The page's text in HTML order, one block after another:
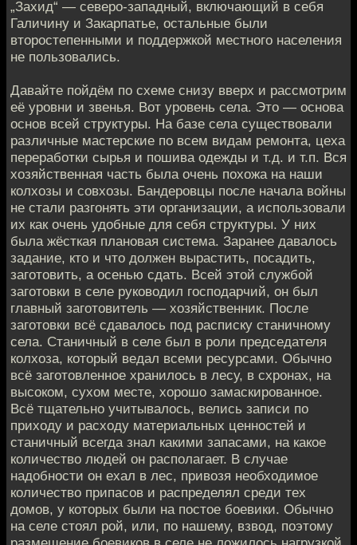
„Захид“ — северо-западный, включающий в себя
Галичину и Закарпатье, остальные были
второстепенными и поддержкой местного населения
не пользовались.
Давайте пойдём по схеме снизу вверх и рассмотрим
её уровни и звенья. Вот уровень села. Это — основа
основ всей структуры. На базе села существовали
различные мастерские по всем видам ремонта, цеха
переработки сырья и пошива одежды и т.д. и т.п. Вся
хозяйственная часть была очень похожа на наши
колхозы и совхозы. Бандеровцы после начала войны
не стали разгонять эти организации, а использовали
их как очень удобные для себя структуры. У них
была жёсткая плановая система. Заранее давалось
задание, кто и что должен вырастить, посадить,
заготовить, а осенью сдать. Всей этой службой
заготовки в селе руководил господарчий, он был
главный заготовитель — хозяйственник. После
заготовки всё сдавалось под расписку станичному
села. Станичный в селе был в роли председателя
колхоза, который ведал всеми ресурсами. Обычно
всё заготовленное хранилось в лесу, в схронах, на
высоком, сухом месте, хорошо замаскированное.
Всё тщательно учитывалось, велись записи по
приходу и расходу материальных ценностей и
станичный всегда знал какими запасами, на какое
количество людей он располагает. В случае
надобности он ехал в лес, привозя необходимое
количество припасов и распределял среди тех
домов, у которых были на постое боевики. Обычно
на селе стоял рой, или, по нашему, взвод, поэтому